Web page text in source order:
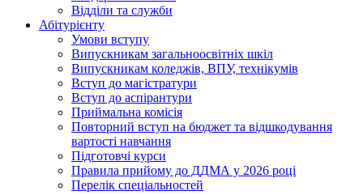
Відділи та служби
Абітурієнту
Умови вступу
Випускникам загальноосвітніх шкіл
Випускникам коледжів, ВПУ, технікумів
Вступ до магістратури
Вступ до аспірантури
Приймальна комісія
Повторний вступ на бюджет та відшкодування
вартості навчання
Підготовчі курси
Правила прийому до ДДМА у 2026 році
Перелік спеціальностей